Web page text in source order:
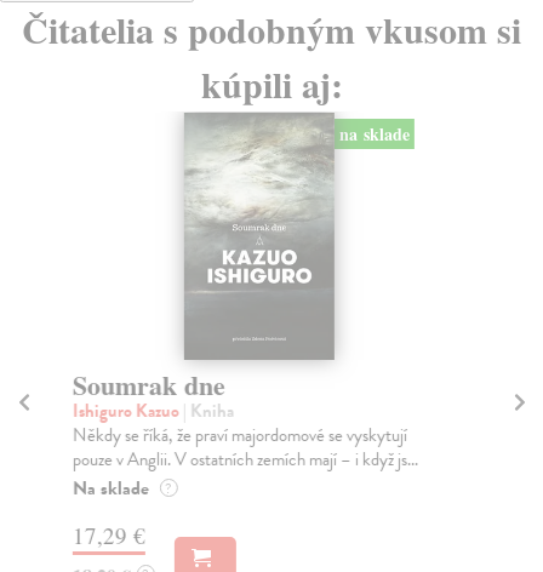
Čitatelia s podobným vkusom si
kúpili aj:
na sklade
Soumrak dne
Ishiguro Kazuo| Kniha
Někdy se říká, že praví majordomové se vyskytují
pouze v Anglii. V ostatních zemích mají – i když js...
Na sklade ?
17,29 €